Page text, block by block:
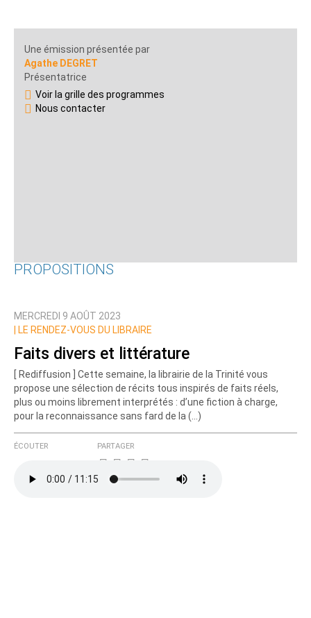
Une émission présentée par
Agathe DEGRET
Présentatrice
Voir la grille des programmes
Nous contacter
PROPOSITIONS
MERCREDI 9 AOÛT 2023
LE RENDEZ-VOUS DU LIBRAIRE
Faits divers et littérature
[ Rediffusion ] Cette semaine, la librairie de la Trinité vous
propose une sélection de récits tous inspirés de faits réels,
plus ou moins librement interprétés : d’une fiction à charge,
pour la reconnaissance sans fard de la (…)
ÉCOUTER PARTAGER